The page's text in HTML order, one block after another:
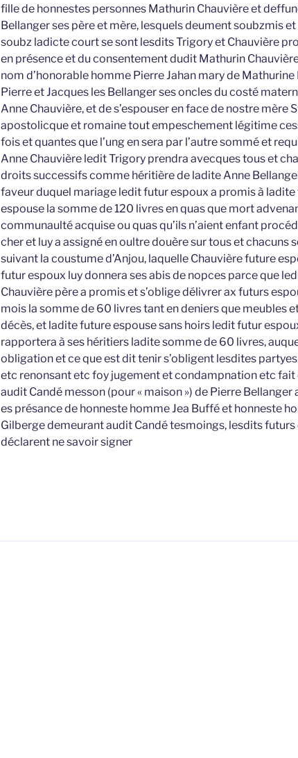
fille de honnestes personnes Mathurin Chauvière et
Bellanger ses père et mère, lesquels deument soubzmis
soubz ladicte court se sont lesdits Trigory et Chauvière
en présence et du consentement dudit Mathurin
nom d’honorable homme Pierre Jahan mary de Mathurine
Pierre et Jacques les Bellanger ses oncles du costé
Anne Chauvière, et de s’espouser en face de nostre mère
apostolicque et romaine tout empeschement légitime
fois et quantes que l’ung en sera par l’autre sommé et
Anne Chauvière ledit Trigory prendra avecques tous et
droits successifs comme héritière de ladite Anne
faveur duquel mariage ledit futur espoux a promis à
espouse la somme de 120 livres en quas que mort
communaulté acquise ou quas qu’ils n’aient enfant
cher et luy a assigné en oultre douère sur tous et chacuns
suivant la coustume d’Anjou, laquelle Chauvière future
futur espoux luy donnera ses abis de nopces parce que
Chauvière père a promis et s’oblige délivrer ax futurs
mois la somme de 60 livres tant en deniers que meubles
décès, et ladite future espouse sans hoirs ledit futur
rapportera à ses héritiers ladite somme de 60 livres,
obligation et ce que est dit tenir s’obligent lesdites
etc renonsant etc foy jugement et condampnation etc fait
audit Candé messon (pour « maison ») de Pierre Bellanger
es présance de honneste homme Jea Buffé et honneste
Gilberge demeurant audit Candé tesmoings, lesdits futurs
déclarent ne savoir signer